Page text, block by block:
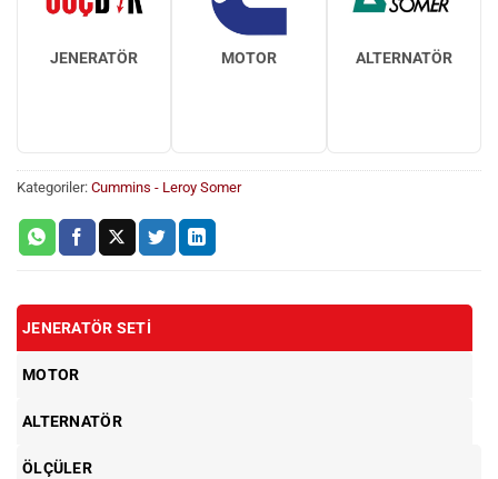
JENERATÖR MOTOR ALTERNATÖR
Kategoriler: Cummins - Leroy Somer
JENERATÖR SETI
MOTOR
ALTERNATÖR
ÖLÇÜLER